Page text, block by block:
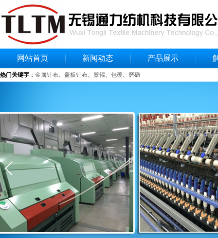
网站首页 新闻动态 产品展示
热门关键字 ： 金属针布、 盖板针布、 胶辊、 包覆、 磨砺